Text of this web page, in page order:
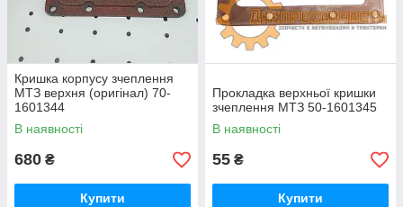
Кришка корпусу зчеплення
МТЗ верхня (оригінал) 70-
1601344
В наявності
680 ₴
Купити
Прокладка верхньої кришки
зчеплення МТЗ 50-1601345
В наявності
55 ₴
Купити